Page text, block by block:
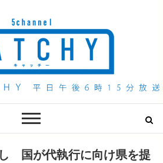
Headline
国が代執行に向け県を提